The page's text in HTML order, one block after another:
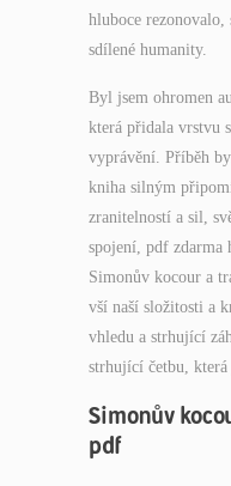
hluboce rezonovalo,
sdílené humanity.
Byl jsem ohromen
která přidala vrstvu
vyprávění. Příběh
kniha silným
zranitelností a sil,
spojení, pdf
Simonův kocour a
vší naší složitosti a
vhledu a strhující
strhující četbu,
Simonův
pdf